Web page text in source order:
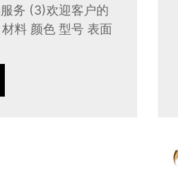
务 (3)欢迎客户的
料 颜色 型号 表面